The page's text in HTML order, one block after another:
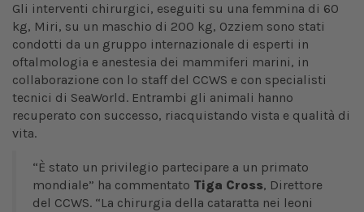
Gli interventi chirurgici, eseguiti su una femmina di 60
kg, Miri, su un maschio di 200 kg, Ozziem sono stati
condotti da un gruppo internazionale di esperti in
oftalmologia e anestesia dei mammiferi marini, in
collaborazione con lo staff del CCWS e con specialisti
tecnici di SeaWorld. Entrambi gli animali hanno
recuperato con successo, riacquistando vista e qualità di
vita.
“È stato un privilegio partecipare a un primato
mondiale” ha commentato Tiga Cross, Direttore
del CCWS. “La chirurgia della cataratta nei leoni